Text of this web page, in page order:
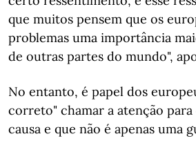
que muitos pensem que os
problemas uma importância
de outras partes do mundo",
No entanto, é papel dos
correto" chamar a atenção para
causa e que não é apenas uma